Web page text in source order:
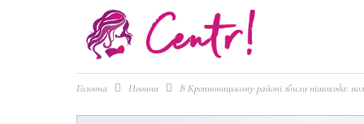
Головна Новини В Кропивницькому районі збили пішохода: